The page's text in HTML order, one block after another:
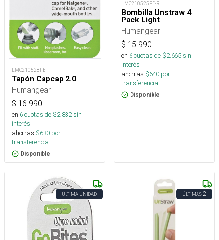
LMO210528FE
Tapón Capcap 2.0
Humangear
$ 16.990
en 6cuotas de $2.832sin
interés
ahorras $680 por
transferencia.
Disponible
LMO210525FE-R
Bombilla Unstraw 4
Pack Light
Humangear
$ 15.990
en 6cuotas de $2.665sin
interés
ahorras $640 por
transferencia.
Disponible
ÚLTIMA UNIDAD ÚLTIMAS2